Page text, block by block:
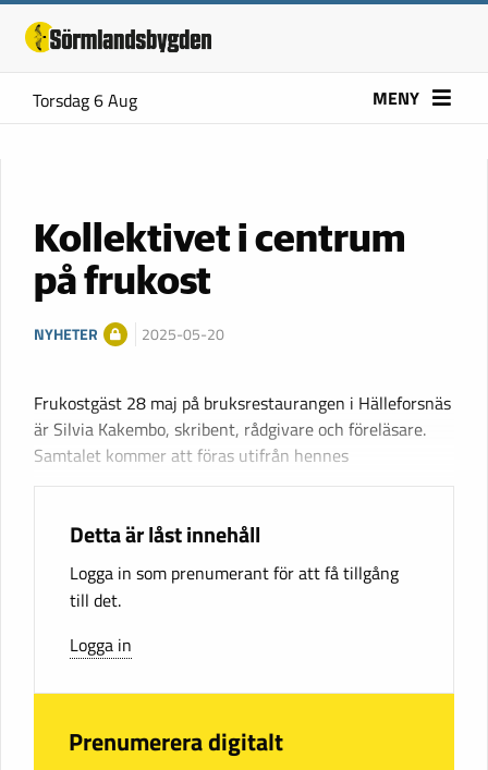
Torsdag 6 Aug MENY
Kollektivet i centrum
på frukost
NYHETER 2025-05-20
Frukostgäst 28 maj på bruksrestaurangen i Hälleforsnäs
är Silvia Kakembo, skribent, rådgivare och föreläsare.
Samtalet kommer att föras utifrån hennes
Detta är låst innehåll
Logga in som prenumerant för att få tillgång
till det.
Logga in
Prenumerera digitalt